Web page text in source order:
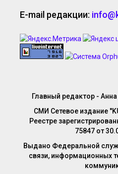
E-mail редакции:
Главный редактор -
СМИ Сетевое издание
Реестре
75847 от
Выдано Федеральной
связи, информационных